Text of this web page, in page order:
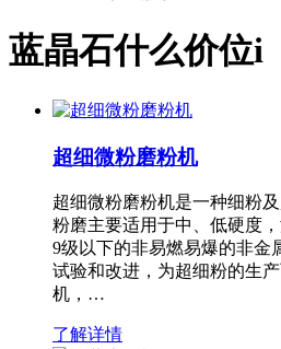
蓝晶石什么价位i
超细微粉磨粉机
超细微粉磨粉机是一种细粉
粉磨主要适用于中、低硬度
9级以下的非易燃易爆的非金
试验和改进，为超细粉的生
机，…
了解详情